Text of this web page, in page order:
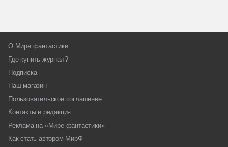
О Мире фантастики
Где купить журнал?
Подписка
Наш магазин
Пользовательское соглашение
Контакты и редакция
Реклама на «Мире фантастики»
Как стать автором МирФ